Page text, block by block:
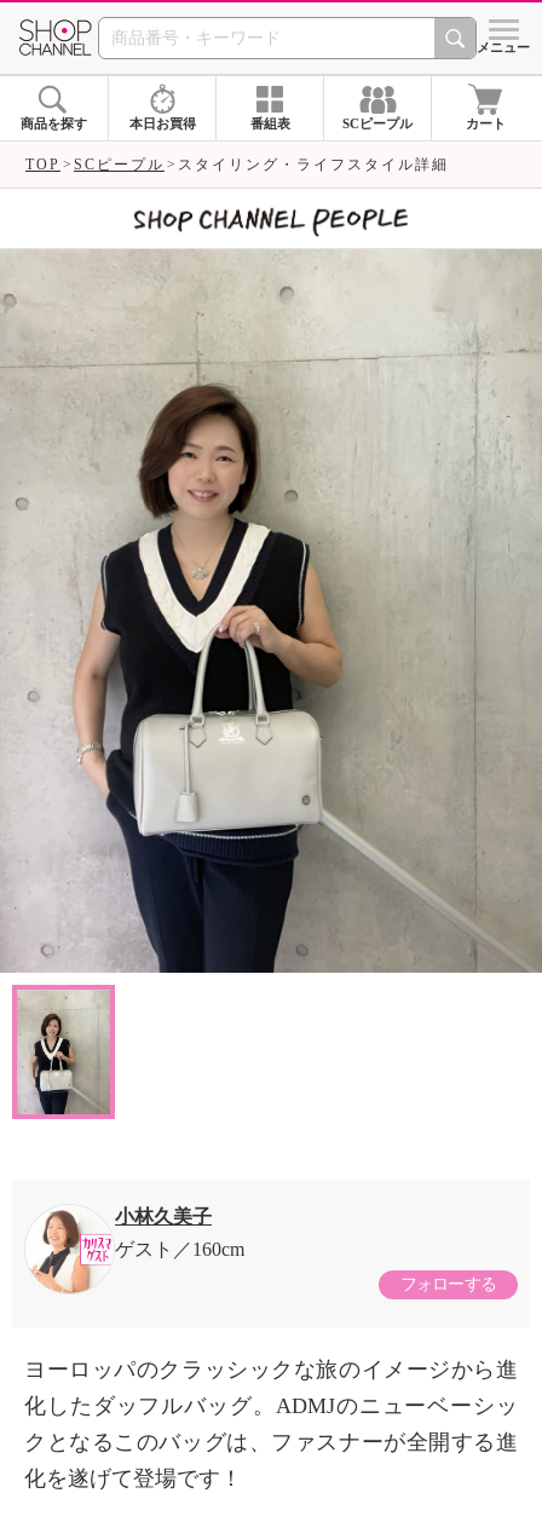
SHOP CHANNEL シメニュー
商品を探す 本日お買得 番組表 SCピープル カート
TOP SCピープル スタイリング・ライフスタイル詳細
小林久美子
ゲスト
160cm
フォローする
ヨーロッパのクラッシックな旅のイメージから進
化したダッフルバッグ。ADMJのニューベーシッ
クとなるこのバッグは、ファスナーが全開する進
化を遂げて登場です！